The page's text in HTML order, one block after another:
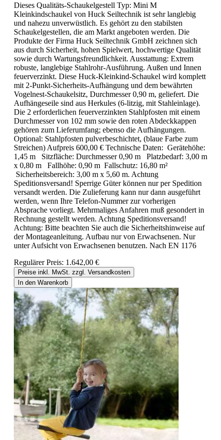
Dieses Qualitäts-Schaukelgestell Typ: Mini M
Kleinkindschaukel von Huck Seiltechnik ist sehr langlebig
und nahezu unverwüstlich. Es gehört zu den stabilsten
Schaukelgestellen, die am Markt angeboten werden. Die
Produkte der Firma Huck Seiltechnik GmbH zeichnen sich
aus durch Sicherheit, hohen Spielwert, hochwertige Qualität
sowie durch Wartungsfreundlichkeit. Ausstattung: Extrem
robuste, langlebige Stahlrohr-Ausführung. Außen und Innen
feuerverzinkt. Diese Huck-Kleinkind-Schaukel wird komplett
mit 2-Punkt-Sicherheits-Aufhängung und dem bewährten
Vogelnest-Schaukelsitz, Durchmesser 0,90 m, geliefert. Die
Aufhängeseile sind aus Herkules (6-litzig, mit Stahleinlage).
Die 2 erforderlichen feuerverzinkten Stahlpfosten mit einem
Durchmesser von 102 mm sowie den roten Abdeckkappen
gehören zum Lieferumfang; ebenso die Aufhängungen.
Optional: Stahlpfosten pulverbeschichtet, (blaue Farbe zum
Streichen) Aufpreis 600,00 € Technische Daten: Gerätehöhe:
1,45 m Sitzfläche: Durchmesser 0,90 m Platzbedarf: 3,00 m
x 0,80 m Fallhöhe: 0,90 m Fallschutz: 16,80 m²
Sicherheitsbereich: 3,00 m x 5,60 m. Achtung
Speditionsversand! Sperrige Güter können nur per Spedition
versandt werden. Die Zulieferung kann nur dann ausgeführt
werden, wenn Ihre Telefon-Nummer zur vorherigen
Absprache vorliegt. Mehrmaliges Anfahren muß gesondert in
Rechnung gestellt werden. Achtung Speditionsversand!
Achtung: Bitte beachten Sie auch die Sicherheitshinweise auf
der Montageanleitung. Aufbau nur von Erwachsenen. Nur
unter Aufsicht von Erwachsenen benutzen. Nach EN 1176
Regulärer Preis: 1.642,00 €
Preise inkl. MwSt. zzgl. Versandkosten
In den Warenkorb